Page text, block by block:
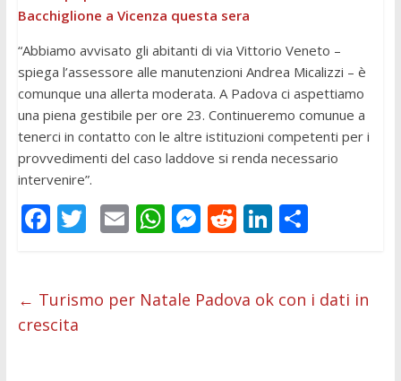
Bacchiglione a Vicenza questa sera
“Abbiamo avvisato gli abitanti di via Vittorio Veneto –
spiega l’assessore alle manutenzioni Andrea Micalizzi – è
comunque una allerta moderata. A Padova ci aspettiamo
una piena gestibile per ore 23. Continueremo comunue a
tenerci in contatto con le altre istituzioni competenti per i
provvedimenti del caso laddove si renda necessario
intervenire”.
F
b
o
T
er
E
l
W
s
M
e
R
di
Li
e
C
di
← Turismo per Natale Padova ok con i dati in
crescita